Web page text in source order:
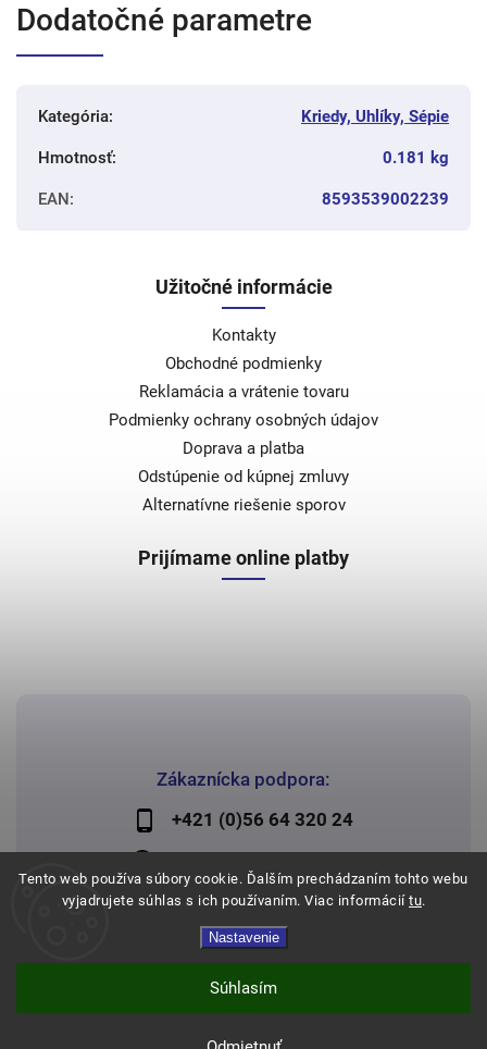
Tento web používa súbory cookie. Ďalším prechádzaním tohto webu
vyjadrujete súhlas s ich používaním. Viac informácií tu.
Nastavenie
Súhlasím
Dodatočné parametre
Kategória: Kriedy, Uhlíky, Sépie
Hmotnosť: 0.181 kg
EAN: 8593539002239
Zákaznícka podpora:
+421 (0)56 64 320 24
Užitočné informácie
Kontakty
Obchodné podmienky
Reklamácia a vrátenie tovaru
Podmienky ochrany osobných údajov
Doprava a platba
Odstúpenie od kúpnej zmluvy
Alternatívne riešenie sporov
Prijímame online platby
Copyright 2026Papier Lechman. Všetky práva vyhradené.
Shoptet | Design